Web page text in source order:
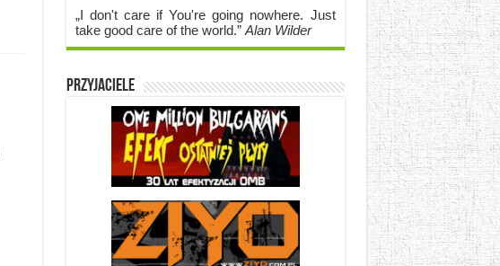
„I don't care if You're going nowhere. Just
take good care of the world.” Alan Wilder
Przyjaciele